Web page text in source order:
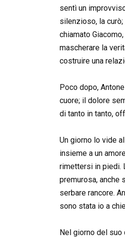
sentì un
silenzioso, la
chiamato
mascherare la
costruire una
Poco dopo,
cuore; il dolore
di tanto in tanto,
Un giorno lo vide
insieme a un
rimettersi in piedi.
premurosa, anche
serbare rancore.
sono stata io a
Nel giorno del